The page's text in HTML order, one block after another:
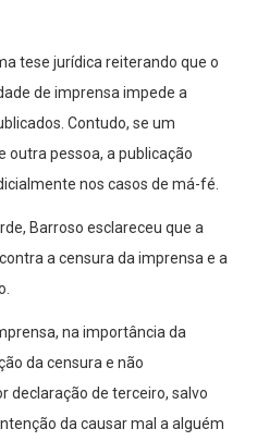
tese jurídica reiterando que o
de imprensa impede a
Contudo, se um
pessoa, a publicação
nos casos de má-fé.
Barroso esclareceu que a
a censura da imprensa e a
na importância da
da censura e não
declaração de terceiro, salvo
da causar mal a alguém